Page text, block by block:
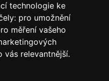
technologie ke
pro umožnění
měření vašeho
vás relevantnější.
podmínkami o
se